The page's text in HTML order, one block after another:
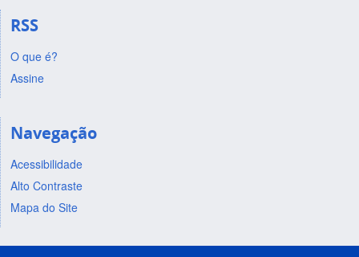
RSS
O que é?
Assine
Navegação
Acessibilidade
Alto Contraste
Mapa do Site